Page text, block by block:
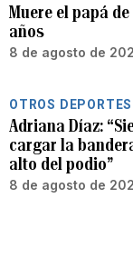
Muere el papá
años
8 de agosto de
OTROS DEPORTES
Adriana Díaz:
cargar la
alto del podio”
8 de agosto de